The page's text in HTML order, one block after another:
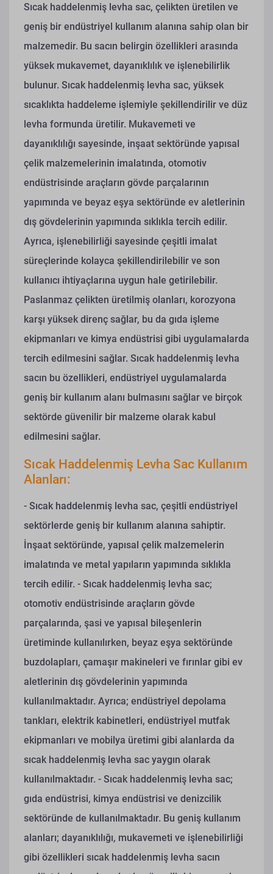
Sıcak haddelenmiş levha sac, çelikten üretilen ve
geniş bir endüstriyel kullanım alanına sahip olan bir
malzemedir. Bu sacın belirgin özellikleri arasında
yüksek mukavemet, dayanıklılık ve işlenebilirlik
bulunur. Sıcak haddelenmiş levha sac, yüksek
sıcaklıkta haddeleme işlemiyle şekillendirilir ve düz
levha formunda üretilir. Mukavemeti ve
dayanıklılığı sayesinde, inşaat sektöründe yapısal
çelik malzemelerinin imalatında, otomotiv
endüstrisinde araçların gövde parçalarının
yapımında ve beyaz eşya sektöründe ev aletlerinin
dış gövdelerinin yapımında sıklıkla tercih edilir.
Ayrıca, işlenebilirliği sayesinde çeşitli imalat
süreçlerinde kolayca şekillendirilebilir ve son
kullanıcı ihtiyaçlarına uygun hale getirilebilir.
Paslanmaz çelikten üretilmiş olanları, korozyona
karşı yüksek direnç sağlar, bu da gıda işleme
ekipmanları ve kimya endüstrisi gibi uygulamalarda
tercih edilmesini sağlar. Sıcak haddelenmiş levha
sacın bu özellikleri, endüstriyel uygulamalarda
geniş bir kullanım alanı bulmasını sağlar ve birçok
sektörde güvenilir bir malzeme olarak kabul
edilmesini sağlar.
Sıcak Haddelenmiş Levha Sac Kullanım
Alanları:
- Sıcak haddelenmiş levha sac, çeşitli endüstriyel
sektörlerde geniş bir kullanım alanına sahiptir.
İnşaat sektöründe, yapısal çelik malzemelerin
imalatında ve metal yapıların yapımında sıklıkla
tercih edilir. - Sıcak haddelenmiş levha sac;
otomotiv endüstrisinde araçların gövde
parçalarında, şasi ve yapısal bileşenlerin
üretiminde kullanılırken, beyaz eşya sektöründe
buzdolapları, çamaşır makineleri ve fırınlar gibi ev
aletlerinin dış gövdelerinin yapımında
kullanılmaktadır. Ayrıca; endüstriyel depolama
tankları, elektrik kabinetleri, endüstriyel mutfak
ekipmanları ve mobilya üretimi gibi alanlarda da
sıcak haddelenmiş levha sac yaygın olarak
kullanılmaktadır. - Sıcak haddelenmiş levha sac;
gıda endüstrisi, kimya endüstrisi ve denizcilik
sektöründe de kullanılmaktadır. Bu geniş kullanım
alanları; dayanıklılığı, mukavemeti ve işlenebilirliği
gibi özellikleri sıcak haddelenmiş levha sacın